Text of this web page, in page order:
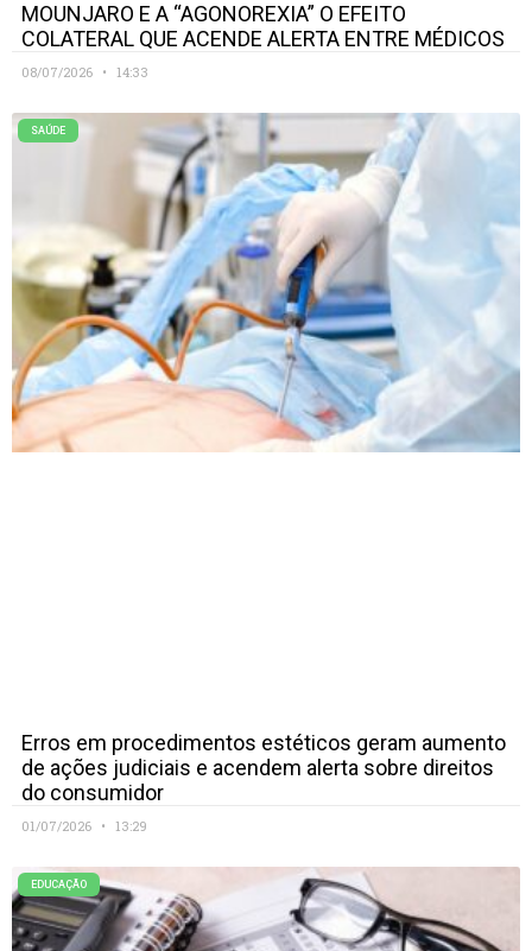
MOUNJARO E A “AGONOREXIA” O EFEITO
COLATERAL QUE ACENDE ALERTA ENTRE MÉDICOS
08/07/2026 14:33
SAÚDE
Erros em procedimentos estéticos geram aumento
de ações judiciais e acendem alerta sobre direitos
do consumidor
01/07/2026 13:29
EDUCAÇÃO